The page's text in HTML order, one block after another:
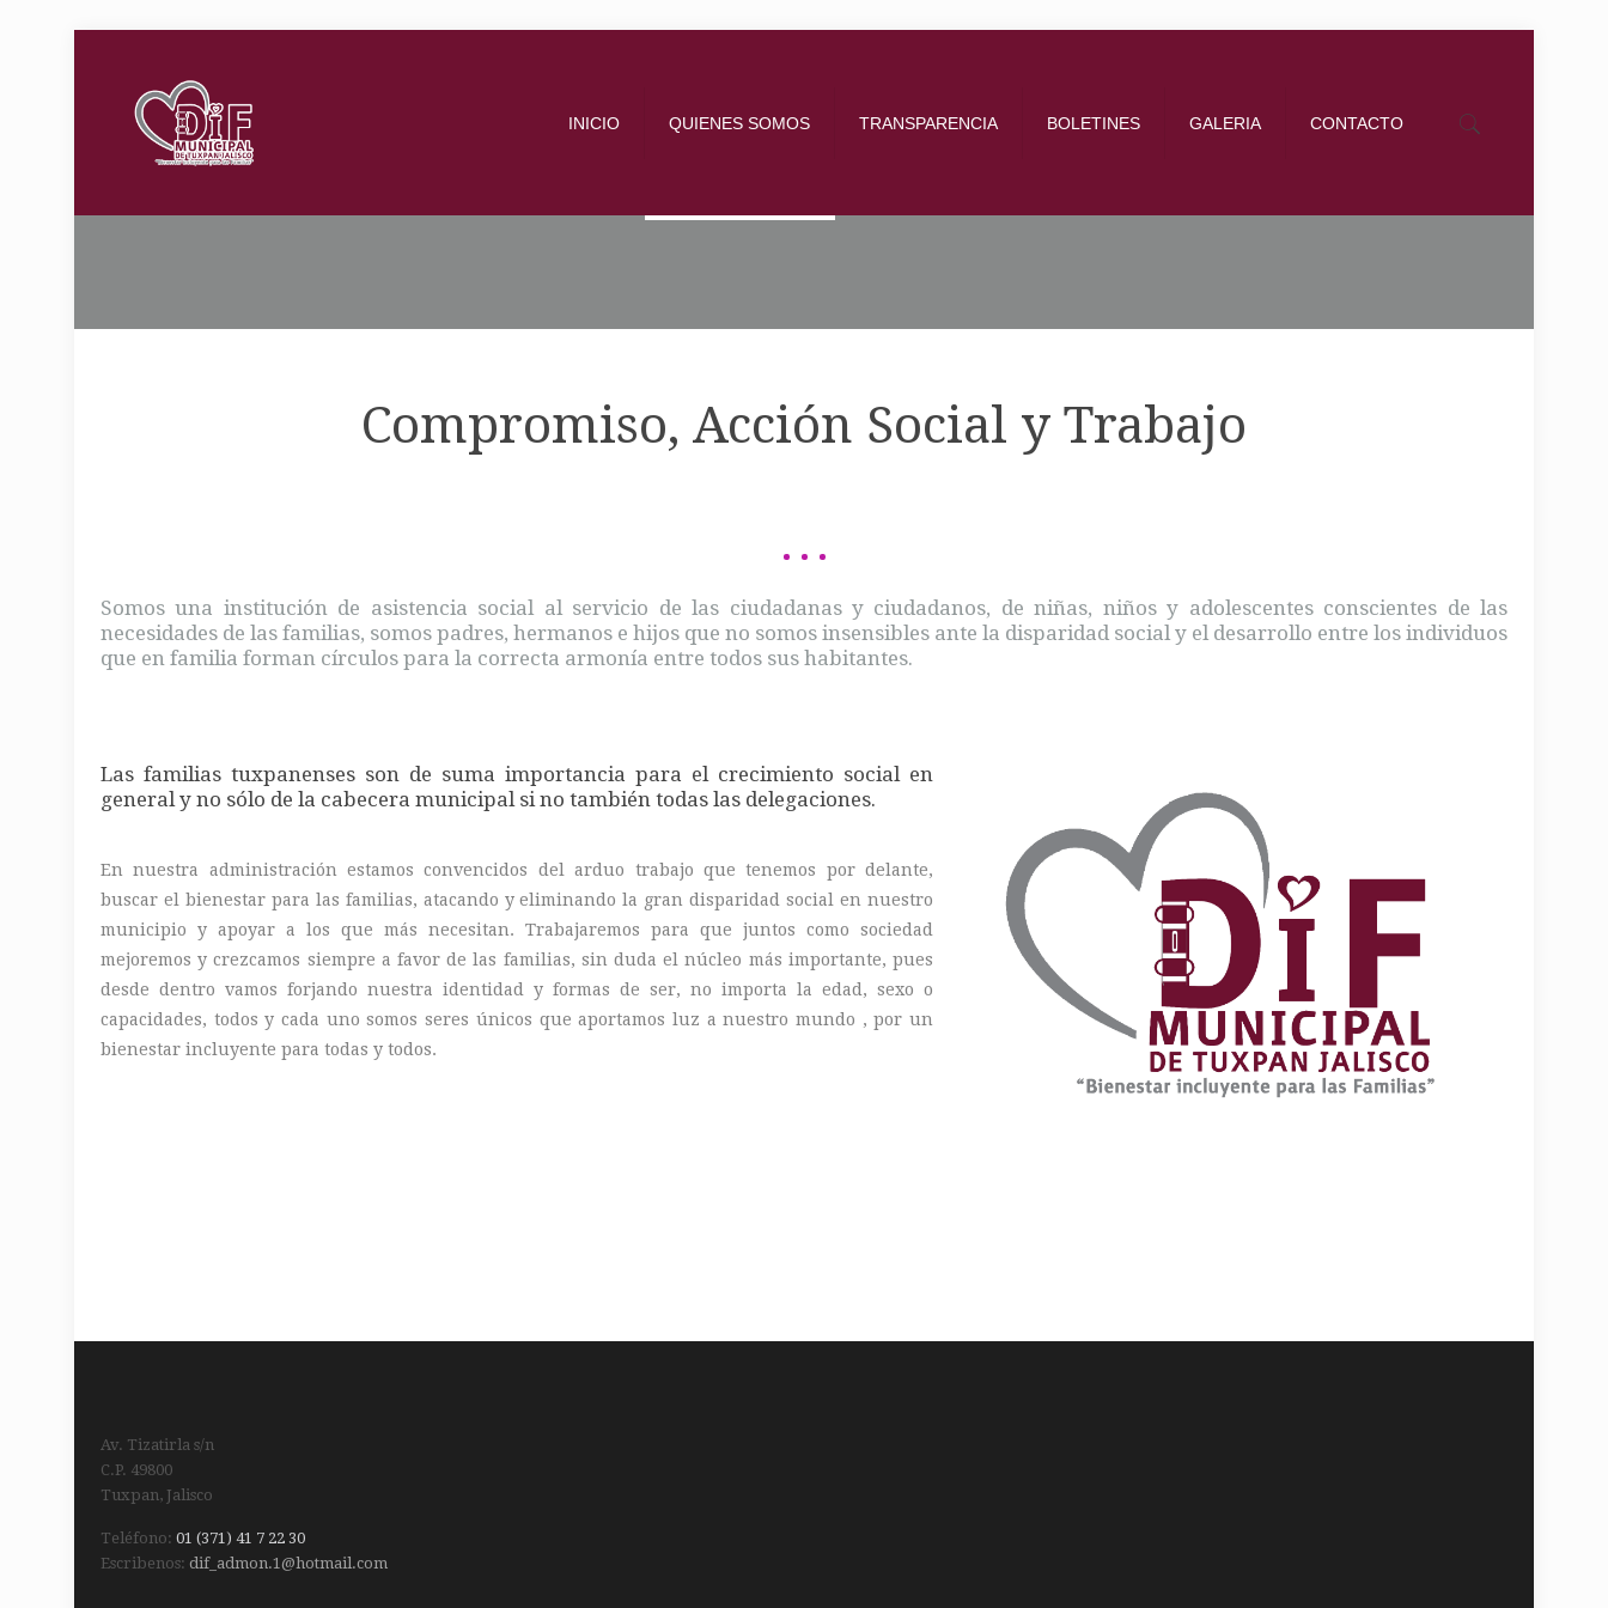
INICIO QUIENES SOMOS TRANSPARENCIA BOLETINES GALERIA CONTACTO
Compromiso, Acción Social y Trabajo
Somos una institución de asistencia social al servicio de las ciudadanas y ciudadanos, de niñas, niños y adolescentes conscientes de las
necesidades de las familias, somos padres, hermanos e hijos que no somos insensibles ante la disparidad social y el desarrollo entre los individuos
que en familia forman círculos para la correcta armonía entre todos sus habitantes.
Las familias tuxpanenses son de suma importancia para el crecimiento social en
general y no sólo de la cabecera municipal si no también todas las delegaciones.
En nuestra administración estamos convencidos del arduo trabajo que tenemos por delante,
buscar el bienestar para las familias, atacando y eliminando la gran disparidad social en nuestro
municipio y apoyar a los que más necesitan. Trabajaremos para que juntos como sociedad
mejoremos y crezcamos siempre a favor de las familias, sin duda el núcleo más importante, pues
desde dentro vamos forjando nuestra identidad y formas de ser, no importa la edad, sexo o
capacidades, todos y cada uno somos seres únicos que aportamos luz a nuestro mundo , por un
bienestar incluyente para todas y todos.
Av. Tizatirla s/n
C.P. 49800
Tuxpan, Jalisco
Teléfono: 01 (371) 41 7 22 30
Escribenos: dif_admon.1@hotmail.com